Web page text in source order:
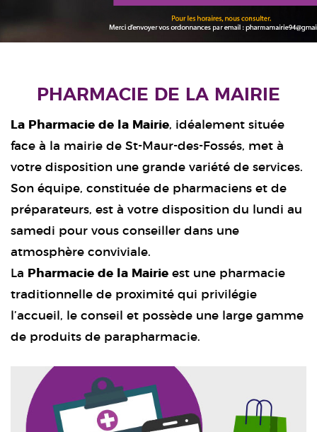
PHARMACIE DE LA MAIRIE
La Pharmacie de la Mairie, idéalement située
face à la mairie de St-Maur-des-Fossés, met à
votre disposition une grande variété de services.
Son équipe, constituée de pharmaciens et de
préparateurs, est à votre disposition du lundi au
samedi pour vous conseiller dans une
atmosphère conviviale.
La
Pharmacie de la Mairie est une pharmacie
traditionnelle de proximité qui privilégie
l’accueil, le conseil et possède une large gamme
de produits de parapharmacie.